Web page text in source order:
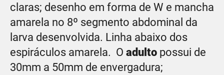
claras; desenho em forma de W e mancha
amarela no 8º segmento abdominal da
larva desenvolvida. Linha abaixo dos
espiráculos amarela. O adulto possui de
30mm a 50mm de envergadura;